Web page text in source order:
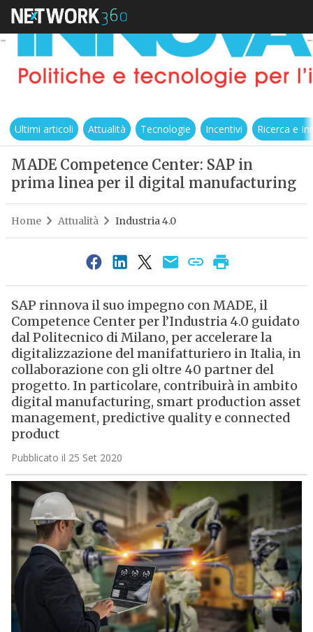
Ultimi articoli Attualità Tecnologie Incentivi Ricerca e
MADE Competence Center: SAP in
prima linea per il digital manufacturing
Home Attualità Industria 4.0
SAP rinnova il suo impegno con MADE, il
Competence Center per l’Industria 4.0 guidato
dal Politecnico di Milano, per accelerare la
digitalizzazione del manifatturiero in Italia, in
collaborazione con gli oltre 40 partner del
progetto. In particolare, contribuirà in ambito
digital manufacturing, smart production asset
management, predictive quality e connected
product
Pubblicato il 25 Set 2020